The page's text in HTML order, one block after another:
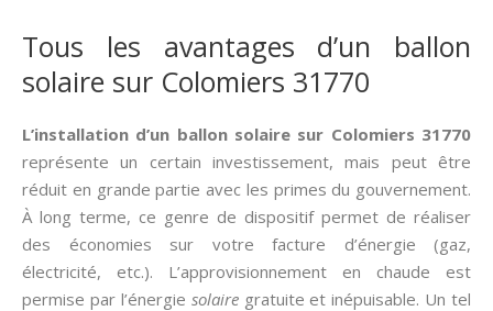
Tous les avantages d’un ballon
solaire sur Colomiers 31770
L’installation d’un ballon solaire sur Colomiers 31770
représente un certain investissement, mais peut être
réduit en grande partie avec les primes du gouvernement.
À long terme, ce genre de dispositif permet de réaliser
des économies sur votre facture d’énergie (gaz,
électricité, etc.). L’approvisionnement en chaude est
permise par l’énergie solairegratuite et inépuisable. Un tel